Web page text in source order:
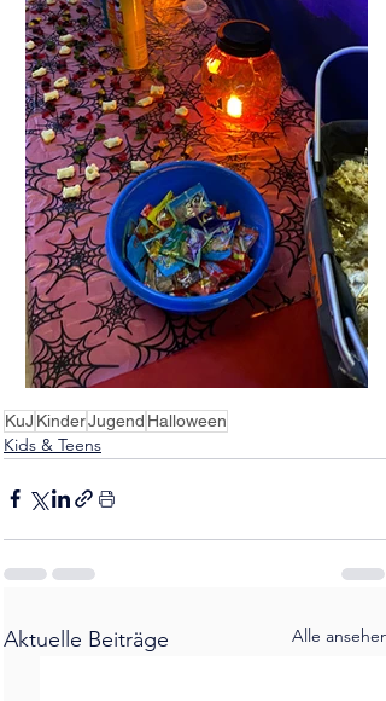
KuJ KinderJugend Halloween
Kids & Teens
Aktuelle Beiträge Alle ansehen